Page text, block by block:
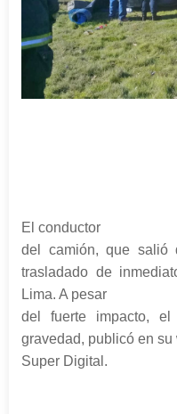
El conductor
del camión, que salió
trasladado de
Lima. A pesar
del fuerte impacto,
gravedad, publicó en su
Super Digital.